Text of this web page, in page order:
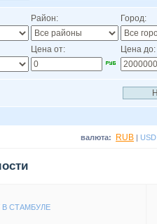
Район: Город:
Цена от: Цена до:
валюта: RUB | USD
В СТАМБУЛЕ